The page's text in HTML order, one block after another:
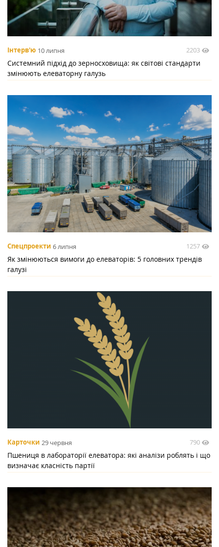
Інтерв'ю 10 липня 2203
Системний підхід до зерносховища: як світові стандарти
змінюють елеваторну галузь
Спецпроекти 6 липня 1257
Як змінюються вимоги до елеваторів: 5 головних трендів
галузі
Карточки 29 червня 790
Пшениця в лабораторії елеватора: які аналізи роблять і що
визначає класність партії